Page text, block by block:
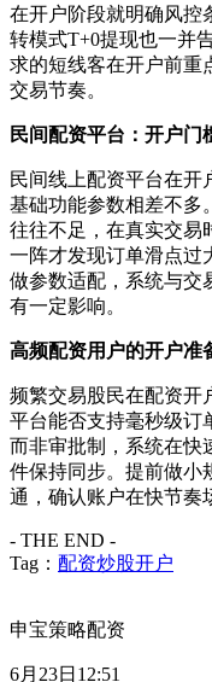
在开户阶段就明确风控
转模式T+0提现也一并
求的短线客在开户前重
交易节奏。
民间配资平台：开户门
民间线上配资平台在开
基础功能参数相差不多
往往不足，在真实交易
一阵才发现订单滑点过
做参数适配，系统与交
有一定影响。
高频配资用户的开户准
频繁交易股民在配资开
平台能否支持毫秒级订
而非审批制，系统在快
件保持同步。提前做小
通，确认账户在快节奏
- THE END -
Tag： 配资炒股开户
申宝策略配资
6月23日12:51